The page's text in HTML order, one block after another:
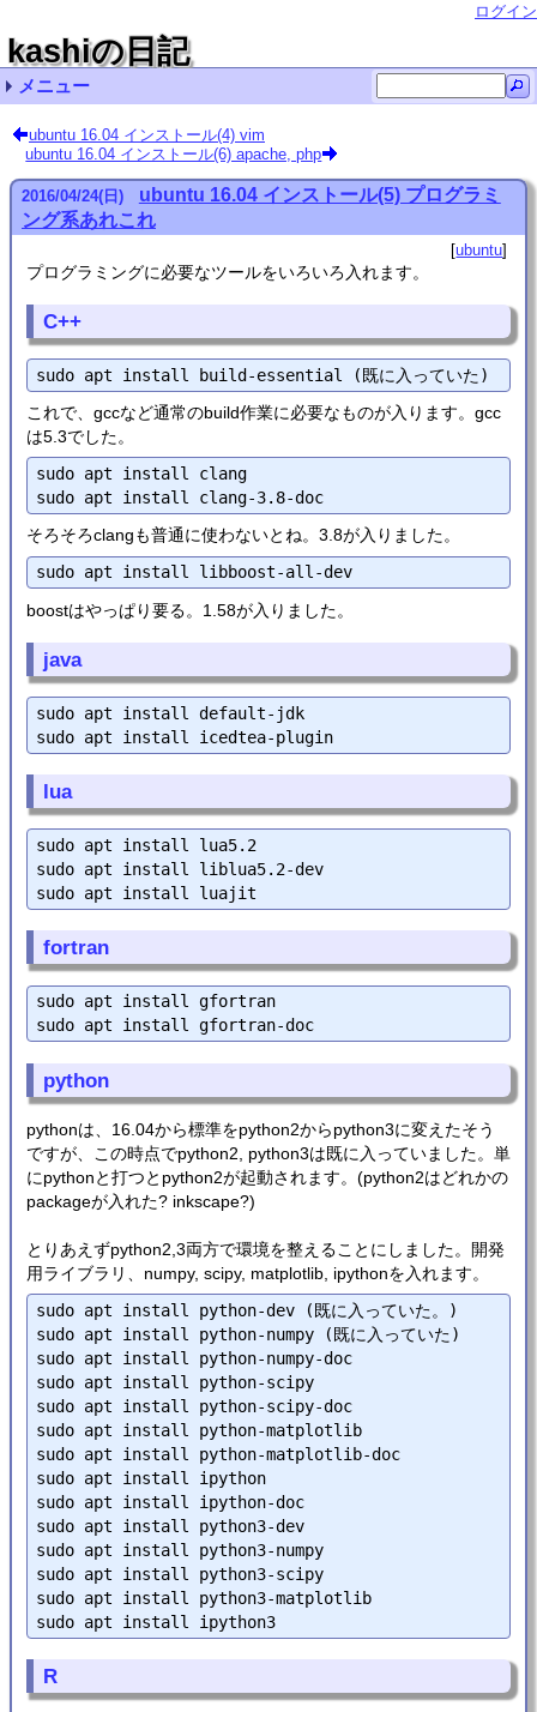
ログイン
kashiの日記
メニュー
最近の記事一覧
kv-0.4.62
kv-0.4.61
kv-0.4.60
kv-0.4.59
非正規化数の計算は遅い？
最近のコメント一覧
Ubuntu 24.04 インストール (リンク集) cupmen
Ubuntu LinuxでVMware Workstation pro/playerを
使うときの注意 qwaxgo
Ubuntu 20.04 インストール (8) Kuni
Ubuntu 20.04のBLAS (dgemm) をベンチマーク 名無
し
Ubuntu LinuxでVMware Workstation pro/playerを
使うときの注意 chmick
タグリスト
精度保証 (111)
ubuntu (73)
その他 (10)
自転車 (1)
ubuntu 16.04 インストール(4) vim
ubuntu 16.04 インストール(6) apache, php
2016/04/24(日)
ubuntu 16.04 インストール(5) プログラミ
ング系あれこれ
ubuntu
プログラミングに必要なツールをいろいろ入れます。
C++
これで、gccなど通常のbuild作業に必要なものが入ります。gcc
は5.3でした。
sudo apt install clang
そろそろclangも普通に使わないとね。3.8が入りました。
boostはやっぱり要る。1.58が入りました。
java
sudo apt install default-jdk
lua
sudo apt install lua5.2
sudo apt install liblua5.2-dev
fortran
sudo apt install gfortran
python
pythonは、16.04から標準をpython2からpython3に変えたそう
ですが、この時点でpython2, python3は既に入っていました。単
にpythonと打つとpython2が起動されます。(python2はどれかの
packageが入れた? inkscape?)
とりあえずpython2,3両方で環境を整えることにしました。開発
用ライブラリ、numpy, scipy, matplotlib, ipythonを入れます。
sudo apt install python-dev (既に入っていた。)
sudo apt install python-numpy (既に入っていた)
sudo apt install python-numpy-doc
sudo apt install python-scipy
sudo apt install python-scipy-doc
sudo apt install python-matplotlib
sudo apt install python-matplotlib-doc
sudo apt install ipython
sudo apt install ipython-doc
sudo apt install python3-dev
sudo apt install python3-numpy
sudo apt install python3-scipy
sudo apt install python3-matplotlib
R